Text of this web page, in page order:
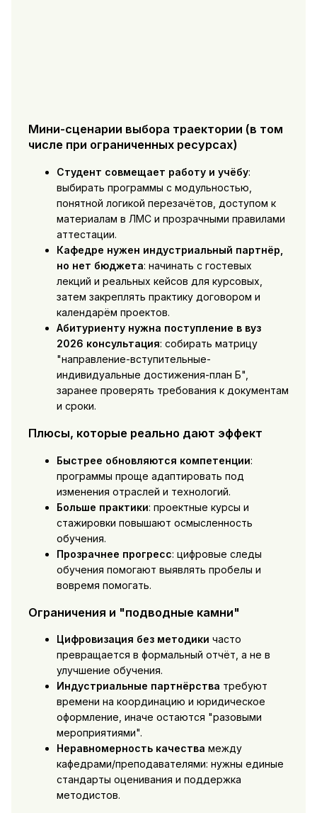
Мини-сценарии выбора траектории (в том
числе при ограниченных ресурсах)
Студент совмещает работу и учёбу:
выбирать программы с модульностью,
понятной логикой перезачётов, доступом к
материалам в ЛМС и прозрачными правилами
аттестации.
Кафедре нужен индустриальный партнёр,
но нет бюджета: начинать с гостевых
лекций и реальных кейсов для курсовых,
затем закреплять практику договором и
календарём проектов.
Абитуриенту нужна поступление в вуз
2026 консультация: собирать матрицу
"направление-вступительные-
индивидуальные достижения-план Б",
заранее проверять требования к документам
и сроки.
Плюсы, которые реально дают эффект
Быстрее обновляются компетенции:
программы проще адаптировать под
изменения отраслей и технологий.
Больше практики: проектные курсы и
стажировки повышают осмысленность
обучения.
Прозрачнее прогресс: цифровые следы
обучения помогают выявлять пробелы и
вовремя помогать.
Ограничения и "подводные камни"
Цифровизация без методики часто
превращается в формальный отчёт, а не в
улучшение обучения.
Индустриальные партнёрства требуют
времени на координацию и юридическое
оформление, иначе остаются "разовыми
мероприятиями".
Неравномерность качества между
кафедрами/преподавателями: нужны единые
стандарты оценивания и поддержка
методистов.